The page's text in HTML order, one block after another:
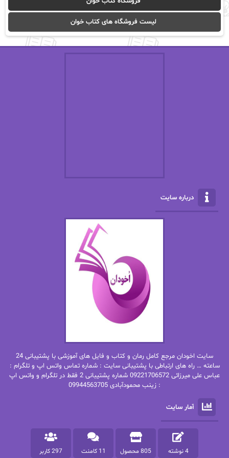
ا_اصغر زاده ا_اصغرزاده
اریک مورگنشترن از نیلوفر لاری
الناز محمدی
امیر فرهی
باران
بهار سلطانی
بهاره شیرازی
بهاره.م
بیتا فرخی
پاتریشیا ویلسون پرتو فرهمند
پرستو اسحقی
پرستو مهاجر
پرهام رسولی
پروانه قدیمی پروانه محمدی
لیست فروشگاه های کتاب خوان
درباره سایت
سایت اخودان مرجع کامل رمان و کتاب و فایل های آموزشی با پشتیبانی 24
ساعته … راه های ارتباطی با پشتیبانی سایت : شماره تماس واتس اپ و تلگرام :
عباس علی میرزائی 09221706572 شماره پشتیبانی 2 فقط در تلگرام و واتس اپ
: زینب محمودآبادی 09944563705
آمار سایت
4 نوشته 805 محصول 11 کامنت 297 کاربر